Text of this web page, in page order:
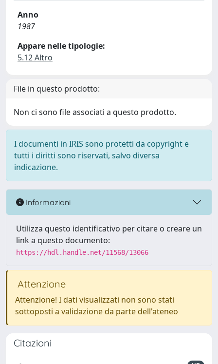
Anno
1987
Appare nelle tipologie:
5.12 Altro
File in questo prodotto:
Non ci sono file associati a questo prodotto.
I documenti in IRIS sono protetti da copyright e
tutti i diritti sono riservati, salvo diversa
indicazione.
Informazioni
Utilizza questo identificativo per citare o creare un
link a questo documento:
https://hdl.handle.net/11568/13066
Attenzione
Attenzione! I dati visualizzati non sono stati
sottoposti a validazione da parte dell'ateneo
Citazioni